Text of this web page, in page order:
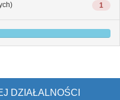
1
DZIAŁALNOŚCI